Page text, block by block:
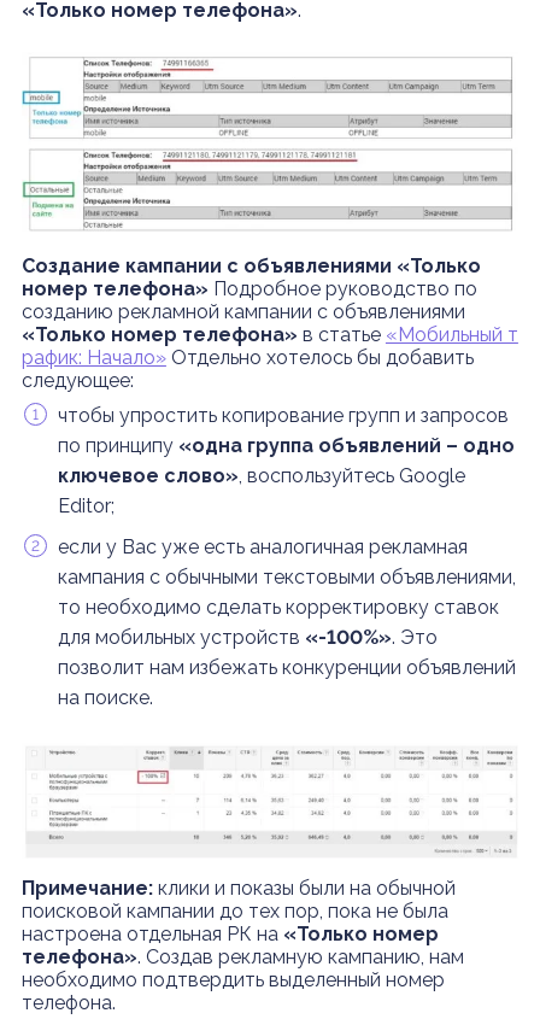
«Только номер телефона».
Создание кампании с объявлениями «Только
номер телефона» Подробное руководство по
созданию рекламной кампании с объявлениями
«Только номер телефона» в статье «Мобильный т
рафик: Начало»Отдельно хотелось бы добавить
следующее:
чтобы упростить копирование групп и запросов
по принципу «одна группа объявлений – одно
ключевое слово», воспользуйтесь Google
Editor;
если у Вас уже есть аналогичная рекламная
кампания с обычными текстовыми объявлениями,
то необходимо сделать корректировку ставок
для мобильных устройств «-100%». Это
позволит нам избежать конкуренции объявлений
на поиске.
Примечание: клики и показы были на обычной
поисковой кампании до тех пор, пока не была
настроена отдельная РК на «Только номер
телефона». Создав рекламную кампанию, нам
необходимо подтвердить выделенный номер
телефона.